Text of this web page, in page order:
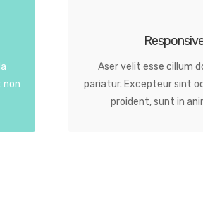
Aser velit esse cillum
pariatur. Excepteur sint
proident, sunt in